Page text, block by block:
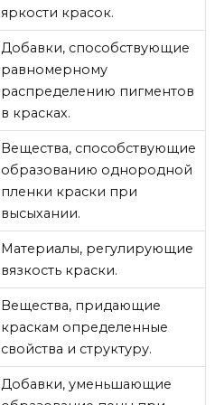
яркости красок.
Добавки, способствующие
равномерному
распределению пигментов
в красках.
Вещества, способствующие
образованию однородной
пленки краски при
высыхании.
Материалы, регулирующие
вязкость краски.
Вещества, придающие
краскам определенные
свойства и структуру.
Добавки, уменьшающие